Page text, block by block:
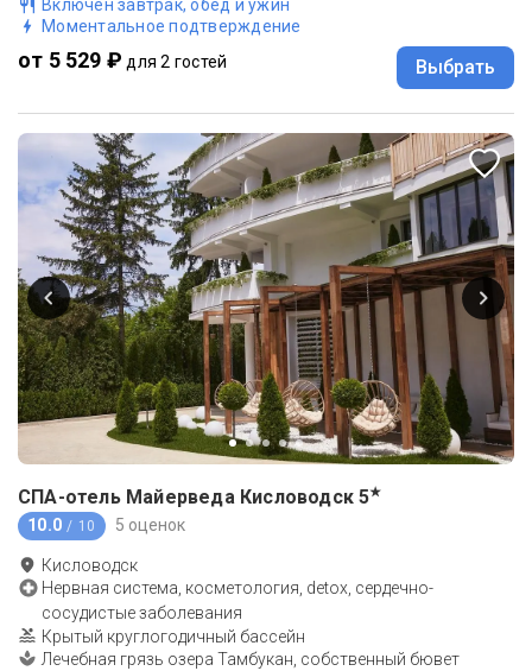
Включен завтрак, обед и ужин
Моментальное подтверждение
от 5 529 ₽ для 2 гостей Выбрать
СПА-отель Майерведа Кисловодск 5★
10.0 / 10 5 оценок
Кисловодск
Нервная система, косметология, detox, сердечно-
сосудистые заболевания
Крытый круглогодичный бассейн
Лечебная грязь озера Тамбукан, собственный бювет